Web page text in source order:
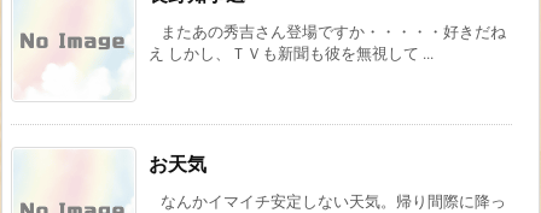
またあの秀吉さん登場ですか・・・・・好きだね
え しかし、ＴＶも新聞も彼を無視して ...
お天気
なんかイマイチ安定しない天気。帰り間際に降っ